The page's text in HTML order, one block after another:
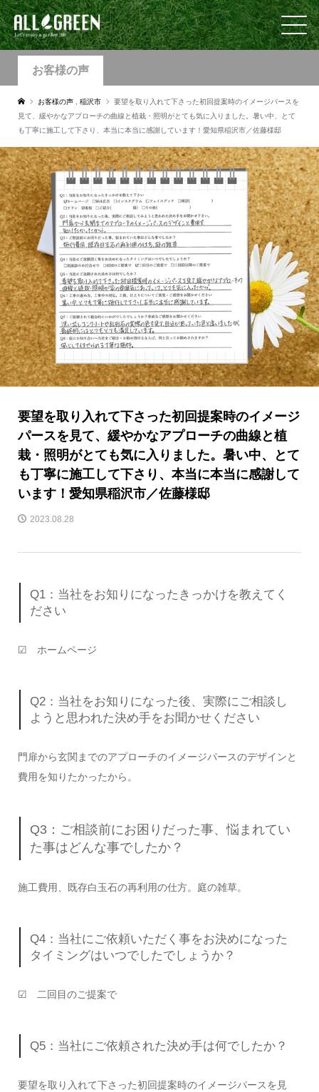
お客様の声
お客様の声 稲沢市
要望を取り入れて下さった初回提案時のイメージパースを
見て、緩やかなアプローチの曲線と植栽・照明がとても気に入りました。暑い中、とて
も丁寧に施工して下さり、本当に本当に感謝しています！愛知県稲沢市／佐藤様邸
要望を取り入れて下さった初回提案時のイメージ
パースを見て、緩やかなアプローチの曲線と植
栽・照明がとても気に入りました。暑い中、とて
も丁寧に施工して下さり、本当に本当に感謝して
います！愛知県稲沢市／佐藤様邸
2023.08.28
Q1：当社をお知りになったきっかけを教えてく
ださい
☑ ホームページ
Q2：当社をお知りになった後、実際にご相談し
ようと思われた決め手をお聞かせください
門扉から玄関までのアプローチのイメージパースのデザインと
費用を知りたかったから。
Q3：ご相談前にお困りだった事、悩まれてい
た事はどんな事でしたか？
施工費用、既存白玉石の再利用の仕方。庭の雑草。
Q4：当社にご依頼いただく事をお決めになった
タイミングはいつでしたでしょうか？
☑ 二回目のご提案で
Q5：当社にご依頼された決め手は何でしたか？
要望を取り入れて下さった初回提案時のイメージパースを見